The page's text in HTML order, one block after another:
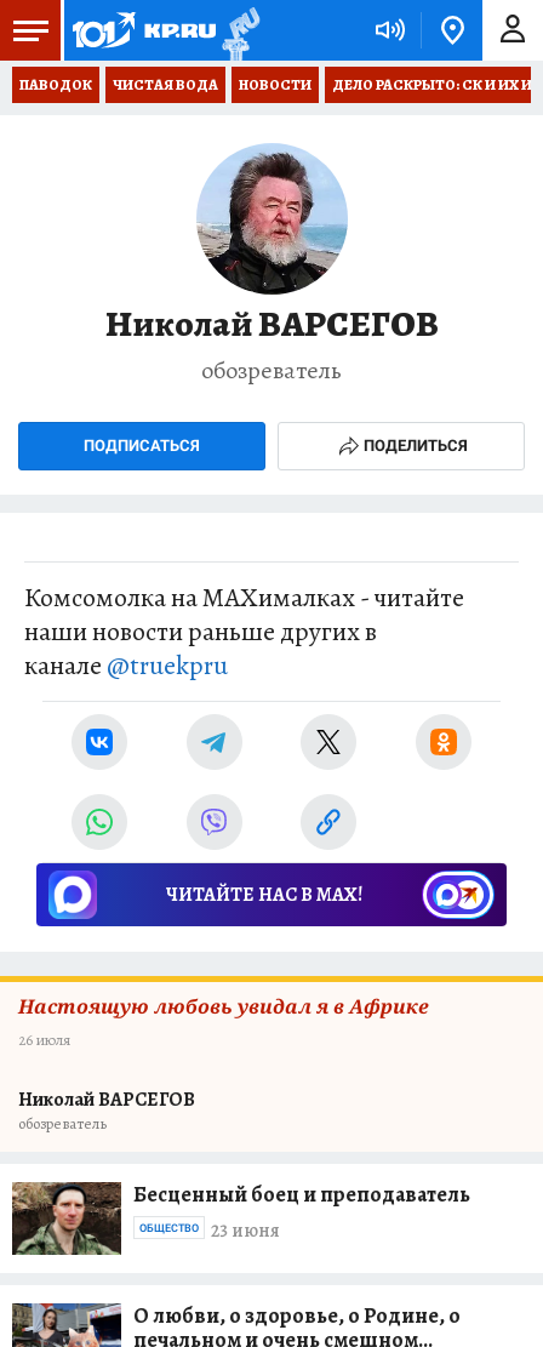
ПАВОДОК ЧИСТАЯ ВОДА НОВОСТИ ДЕЛО РАСКРЫТО: СК И ИХ
Николай ВАРСЕГОВ
обозреватель
ПОДПИСАТЬСЯ ПОДЕЛИТЬСЯ
Комсомолка на MAXималках - читайте
наши новости раньше других в
канале @truekpru
ЧИТАЙТЕ НАС В МАХ!
Настоящую любовь увидал я в Африке
26 июля
Николай ВАРСЕГОВ
обозреватель
Бесценный боец и преподаватель
23 июня
ОБЩЕСТВО
О любви, о здоровье, о Родине, о
печальном и очень смешном...